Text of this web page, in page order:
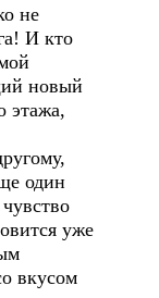
не
И кто
новый
этажа,
один
уже
вкусом